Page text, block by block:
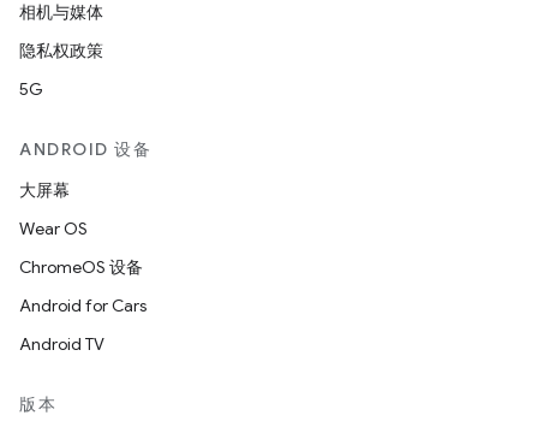
相机与媒体
隐私权政策
5G
ANDROID 设备
大屏幕
Wear OS
ChromeOS 设备
Android for Cars
Android TV
版本